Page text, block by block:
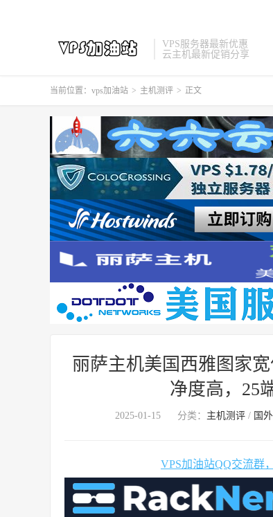
VPS服务器最新优惠
云主机最新促销分享
当前位置： vps加油站 > 主机测评 > 正文
丽萨主机美国西雅图家
净度高，25
2025-01-15 分类： 主机测评/ 国
VPS加油站QQ交流群